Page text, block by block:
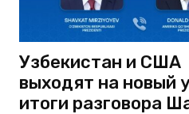
Узбекистан и США
выходят на новый
итоги разговора